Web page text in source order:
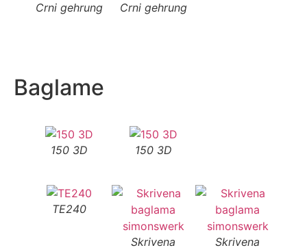
Crni gehrung Crni gehrung
Baglame
150 3D 150 3D
TE240
Skrivena Skrivena